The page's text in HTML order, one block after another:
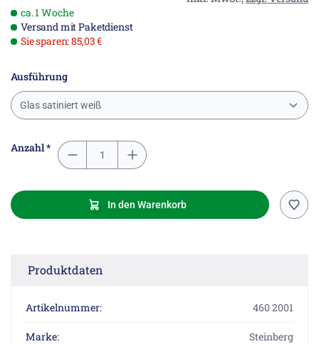
ca. 1 Woche
Versand mit Paketdienst
Sie sparen: 85,03 €
Ausführung
Glas satiniert weiß
Anzahl *
In den Warenkorb
Produktdaten
Artikelnummer: 460 2001
Marke: Steinberg